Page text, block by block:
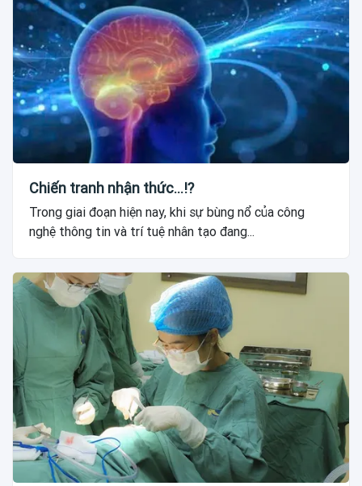
Chiến tranh nhận thức...!?
Trong giai đoạn hiện nay, khi sự bùng nổ của công
nghệ thông tin và trí tuệ nhân tạo đang...